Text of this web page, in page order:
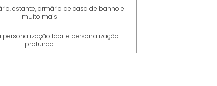
estante, armário de casa de banho e
muito mais
personalização fácil e personalização
profunda